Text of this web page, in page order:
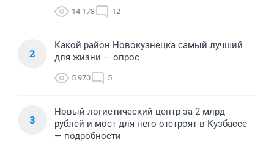
14 178 12
2
Какой район Новокузнецка самый лучший
для жизни — опрос
5 970 5
3
Новый логистический центр за 2 млрд
рублей и мост для него отстроят в Кузбассе
— подробности